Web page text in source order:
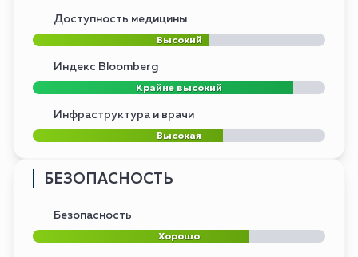
Доступность медицины
Высокий
Индекс Bloomberg
Крайне высокий
Инфраструктура и врачи
Высокая
БЕЗОПАСНОСТЬ
Безопасность
Хорошо